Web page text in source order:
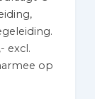
excl.
op